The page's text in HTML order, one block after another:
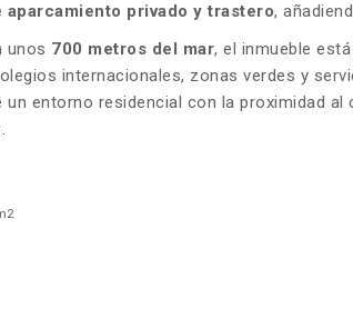
aparcamiento privado y trastero,
unos 700 metros del mar, el inmueble
internacionales, zonas verdes y
un entorno residencial con la proximidad